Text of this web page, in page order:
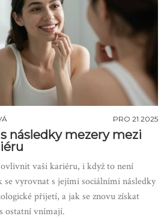
PRO 21 2025
následky mezery mezi
vaši kariéru, i když to není
se vyrovnat s jejími sociálními následky
přijetí, a jak se znovu získat
ostatní vnímají.